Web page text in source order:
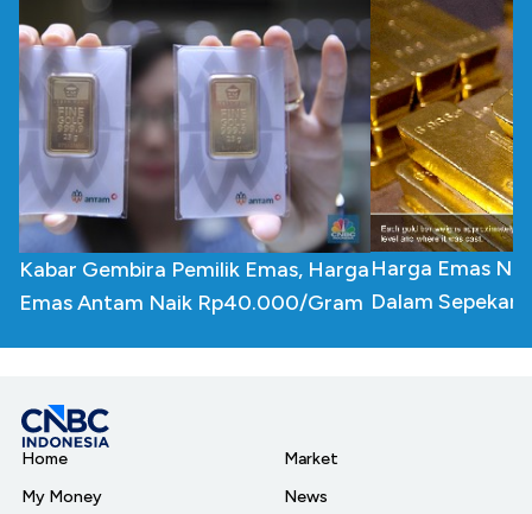
Kabar Gembira Pemilik Emas, Harga
Emas Antam Naik Rp40.000/Gram
Harga Emas
Dalam Sepekan
Home
My Money
Market
News